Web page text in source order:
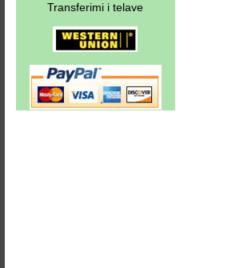
Transferimi i telave